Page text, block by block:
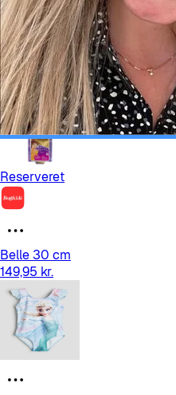
Barbie Bryllupsgave-sæt
322,00 kr.
Reserveret
Belle 30 cm
149,95 kr.